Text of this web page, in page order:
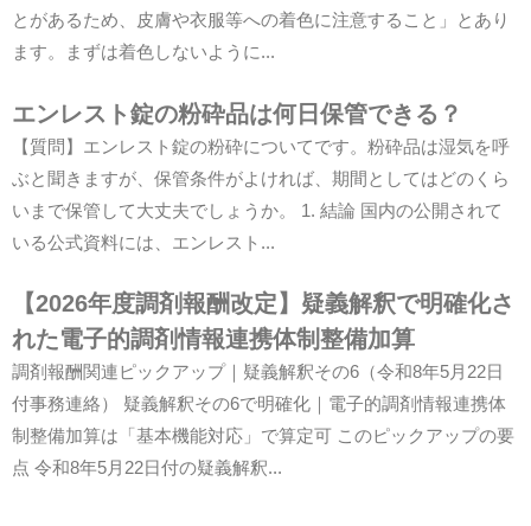
とがあるため、皮膚や衣服等への着色に注意すること」とあり
ます。まずは着色しないように...
エンレスト錠の粉砕品は何日保管できる？
【質問】エンレスト錠の粉砕についてです。粉砕品は湿気を呼
ぶと聞きますが、保管条件がよければ、期間としてはどのくら
いまで保管して大丈夫でしょうか。 1. 結論 国内の公開されて
いる公式資料には、エンレスト...
【2026年度調剤報酬改定】疑義解釈で明確化さ
れた電子的調剤情報連携体制整備加算
調剤報酬関連ピックアップ｜疑義解釈その6（令和8年5月22日
付事務連絡） 疑義解釈その6で明確化｜電子的調剤情報連携体
制整備加算は「基本機能対応」で算定可 このピックアップの要
点 令和8年5月22日付の疑義解釈...